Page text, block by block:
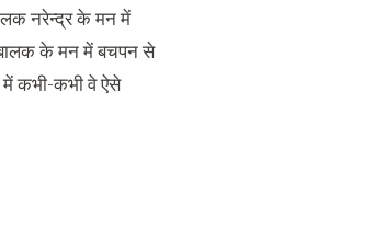
नरेन्द्र के मन में
बालक के मन में बचपन से
में कभी-कभी वे ऐसे